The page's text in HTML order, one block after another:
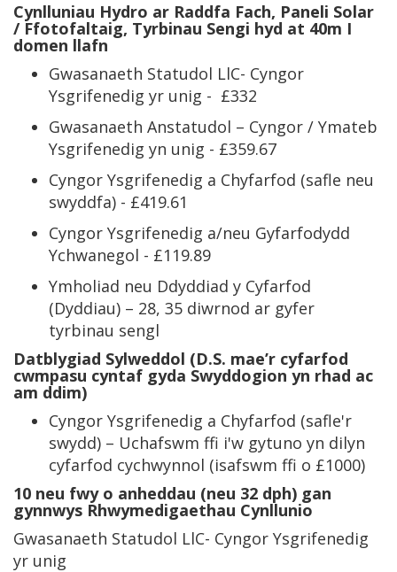
Cynlluniau Hydro ar Raddfa Fach, Paneli Solar
/ Ffotofaltaig, Tyrbinau Sengi hyd at 40m I
domen llafn
Gwasanaeth Statudol LlC- Cyngor
Ysgrifenedig yr unig - £332
Gwasanaeth Anstatudol – Cyngor / Ymateb
Ysgrifenedig yn unig - £359.67
Cyngor Ysgrifenedig a Chyfarfod (safle neu
swyddfa) - £419.61
Cyngor Ysgrifenedig a/neu Gyfarfodydd
Ychwanegol - £119.89
Ymholiad neu Ddyddiad y Cyfarfod
(Dyddiau) – 28, 35 diwrnod ar gyfer
tyrbinau sengl
Datblygiad Sylweddol (D.S. mae’r cyfarfod
cwmpasu cyntaf gyda Swyddogion yn rhad ac
am ddim)
Cyngor Ysgrifenedig a Chyfarfod (safle'r
swydd) – Uchafswm ffi i'w gytuno yn dilyn
cyfarfod cychwynnol (isafswm ffi o £1000)
10 neu fwy o anheddau (neu 32 dph) gan
gynnwys Rhwymedigaethau Cynllunio
Gwasanaeth Statudol LlC- Cyngor Ysgrifenedig
yr unig